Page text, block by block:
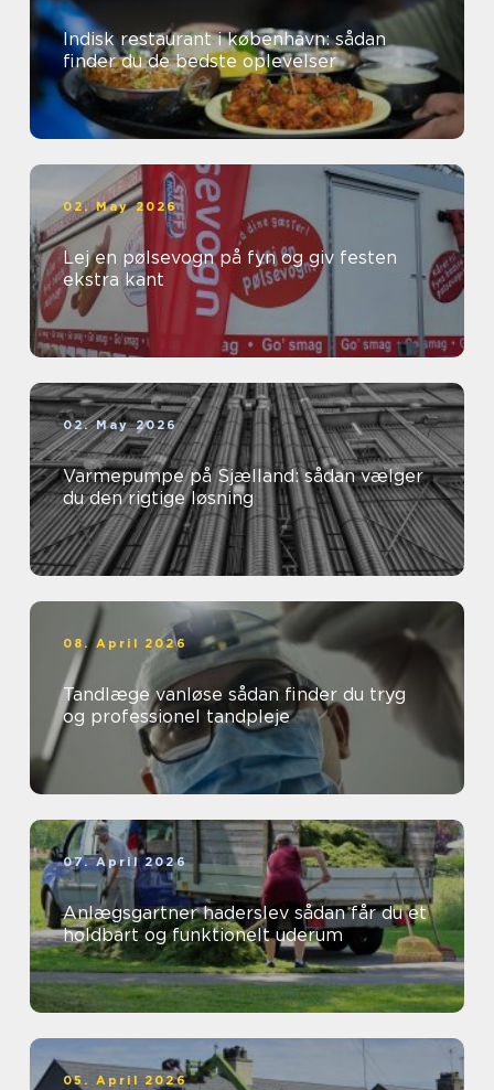
Indisk restaurant i københavn: sådan
finder du de bedste oplevelser
02. May 2026
Lej en pølsevogn på fyn og giv festen
ekstra kant
02. May 2026
Varmepumpe på Sjælland: sådan vælger
du den rigtige løsning
08. April 2026
Tandlæge vanløse sådan finder du tryg
og professionel tandpleje
07. April 2026
Anlægsgartner haderslev sådan får du et
holdbart og funktionelt uderum
05. April 2026